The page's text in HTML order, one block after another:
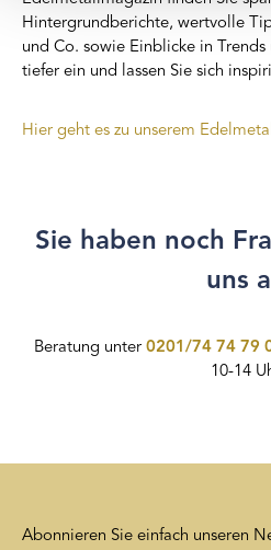
Hintergrundberichte, wertvolle
und Co. sowie Einblicke in Trends
tiefer ein und lassen Sie sich
Hier geht es zu unserem
Sie haben noch
uns
Beratung unter 0201/74 74 79
10-14
Abonnieren Sie einfach unseren